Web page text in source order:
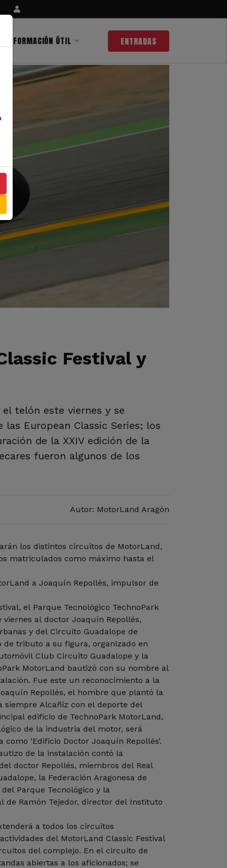
INFORMACIÓN ÚTIL ENTRADAS
Festival y
telón este viernes y se
European Classic Series; los
de la XXIV edición de la
fueron algunos de los
Autor: MotorLand Aragón
los distintos circuitos de MotorLand,
matriculados como máximo hasta el
a Joaquín Repollés, impulsor de
el Parque Tecnológico TechnoPark
al doctor Joaquín Repollés,
y del Circuito Guadalope de
de tributo a su figura, organizado en
Club Circuito Guadalope y la
MotorLand bautizó con su nombre al
Fue este un reconocimiento a la
Repollés, el hombre que plantó la
siempre Alcañiz con el deporte del
edificio de TechnoPark MotorLand,
de la industria del motor, será
‘Edificio Doctor Joaquín Repollés’.
de la instalación contó la
doctor Repollés, miembros del Real
la Federación Aragonesa de
Parque Tecnológico y la
de Ramón Tejedor, director del Instituto
a todos los circuitos
del MotorLand Classic Festival
del complejo. En el circuito de
abiertas a los aficionados; se